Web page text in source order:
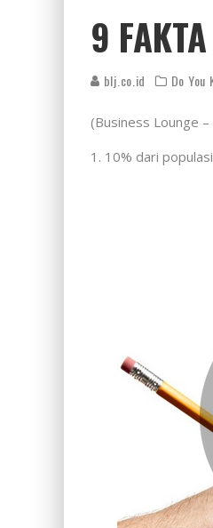
9
blj.co.id Do You
(Business Lounge
1. 10% dari